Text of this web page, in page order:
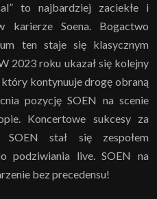
to najbardziej zaciekłe i
karierze Soena. Bogactwo
ten staje się klasycznym
2023 roku ukazał się kolejny
kontynuuje drogę obraną
pozycję SOEN na scenie
Koncertowe sukcesy za
SOEN stał się zespołem
podziwiania live. SOEN na
bez precedensu!